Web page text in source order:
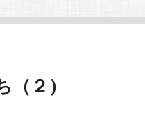
２）